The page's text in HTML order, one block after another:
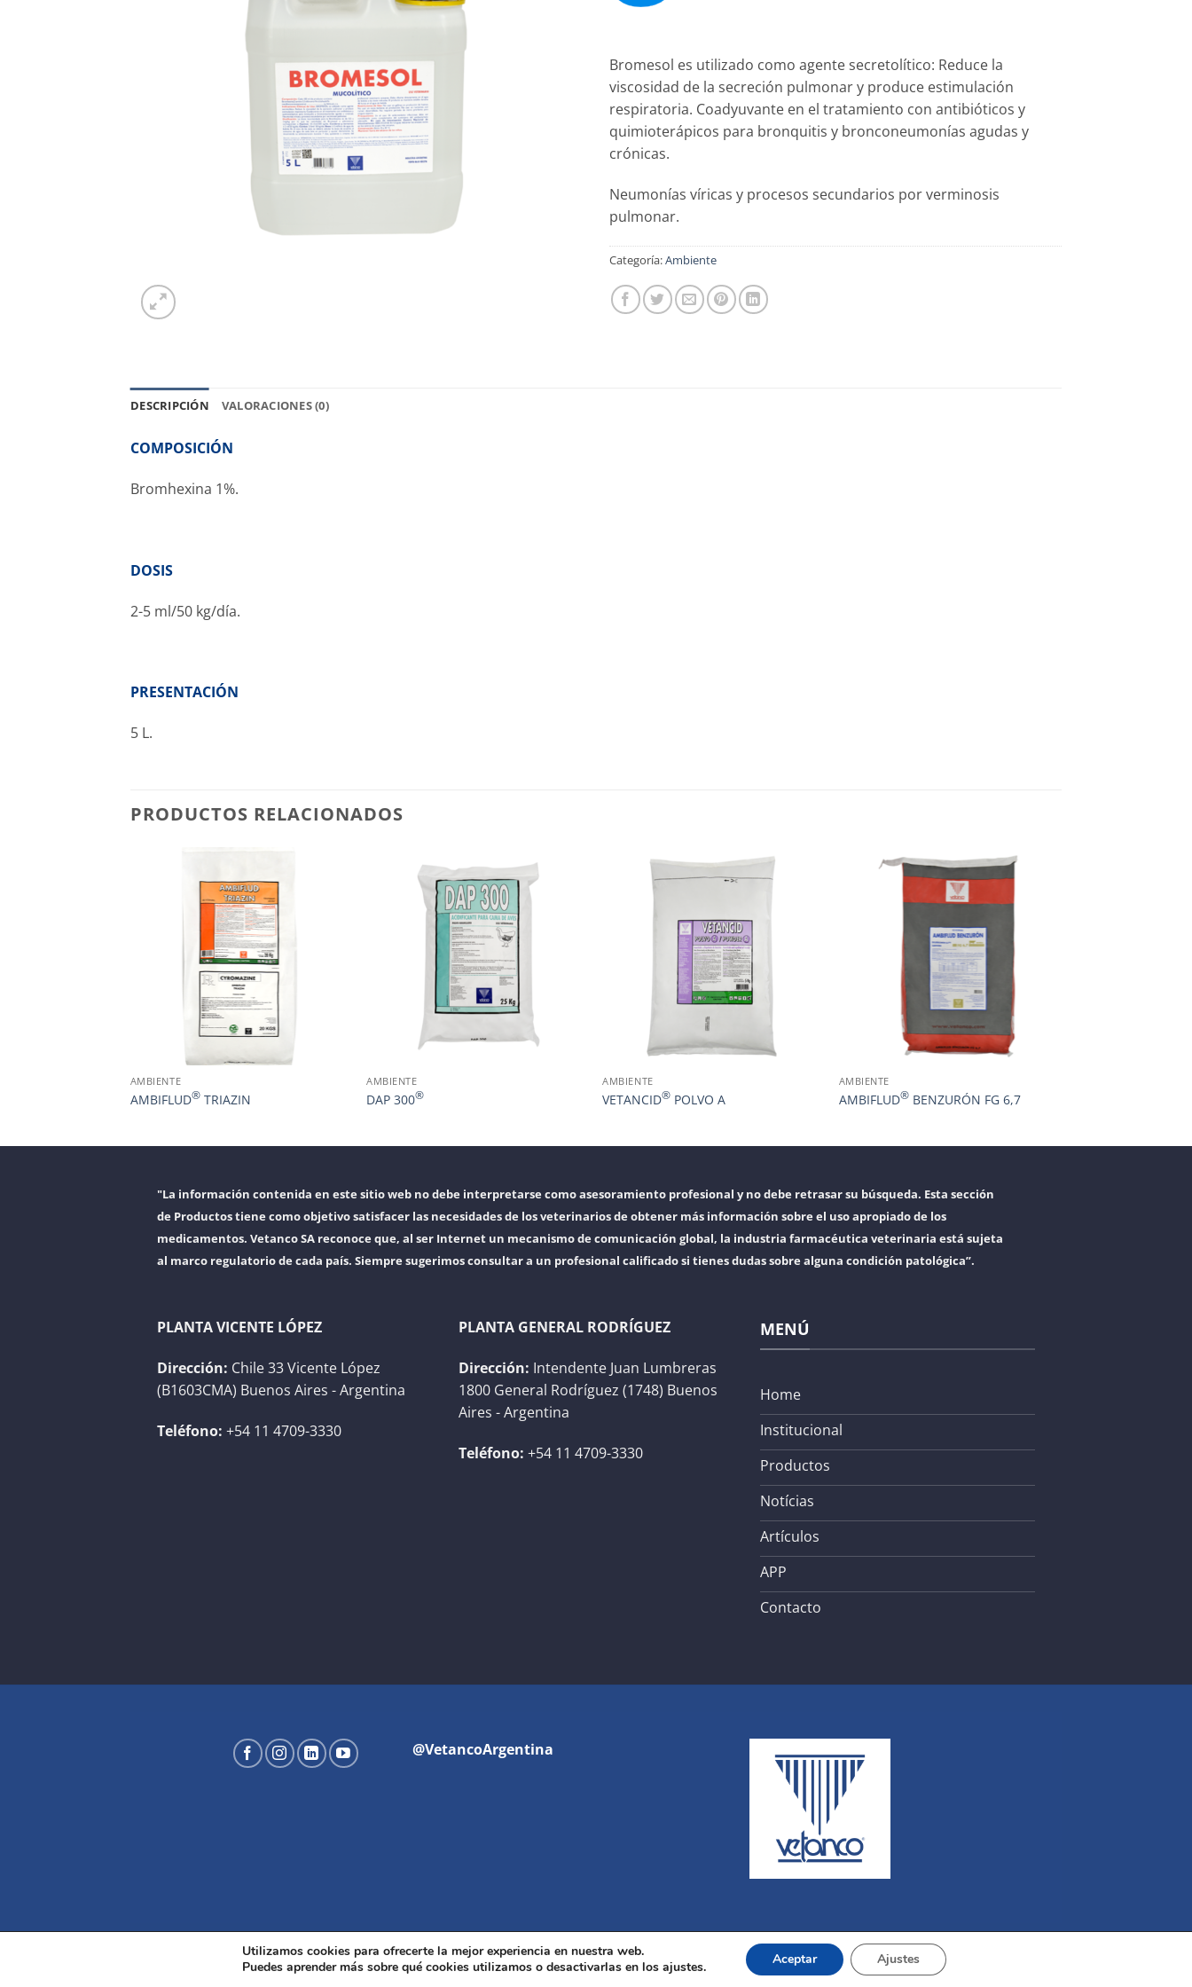
Bromesol es utilizado como agente secretolítico: Reduce la
viscosidad de la secreción pulmonar y produce estimulación
respiratoria. Coadyuvante en el tratamiento con antibióticos y
quimioterápicos para bronquitis y bronconeumonías agudas y
crónicas.
Neumonías víricas y procesos secundarios por verminosis
pulmonar.
Categoría:Ambiente
DESCRIPCIÓN VALORACIONES (0)
COMPOSICIÓN
Bromhexina 1%.
DOSIS
2-5 ml/50 kg/día.
PRESENTACIÓN
5 L.
PRODUCTOS RELACIONADOS
AMBIENTE
AMBIFLUD®TRIAZIN
AMBIENTE
DAP 300®
AMBIENTE
VETANCID® POLVO A
AMBIENTE
AMBIFLUD®BENZURÓN FG 6,7
"La información contenida en este sitio web no debe interpretarse como asesoramiento profesional y no debe retrasar su búsqueda. Esta sección
de Productos tiene como objetivo satisfacer las necesidades de los veterinarios de obtener más información sobre el uso apropiado de los
medicamentos. Vetanco SA reconoce que, al ser Internet un mecanismo de comunicación global, la industria farmacéutica veterinaria está sujeta
al marco regulatorio de cada país. Siempre sugerimos consultar a un profesional calificado si tienes dudas sobre alguna condición patológica”.
PLANTA VICENTE LÓPEZ
Dirección: Chile 33 Vicente López
(B1603CMA) Buenos Aires - Argentina
Teléfono: +54 11 4709-3330
PLANTA GENERAL RODRÍGUEZ
Dirección: Intendente Juan Lumbreras
1800 General Rodríguez (1748) Buenos
Aires - Argentina
Teléfono: +54 11 4709-3330
MENÚ
Home
Institucional
Productos
Notícias
Artículos
APP
Contacto
@VetancoArgentina
Copyright 2026 © Vetanco
Utilizamos cookies para ofrecerte la mejor experiencia en nuestra web.
Puedes aprender más sobre qué cookies utilizamos o desactivarlas en los ajustes.
Aceptar Ajustes